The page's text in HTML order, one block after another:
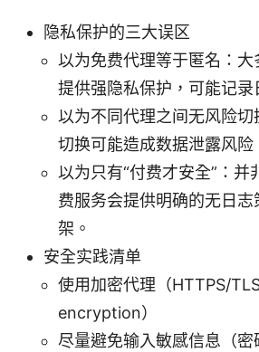
隐私保护的三大误区
以为免费代理等于匿名：
提供强隐私保护，可能记录
以为不同代理之间无风险
切换可能造成数据泄露风险
以为只有“付费才安全”：并
费服务会提供明确的无日
架。
安全实践清单
使用加密代理（HTTPS/
encryption）
尽量避免输入敏感信息（